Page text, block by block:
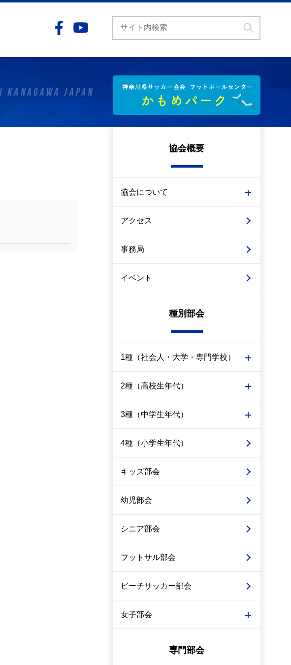
協会概要
協会について
アクセス
事務局
イベント
種別部会
1種（社会人・大学・専門学校）
2種（高校生年代）
3種（中学生年代）
4種（小学生年代）
キッズ部会
幼児部会
シニア部会
フットサル部会
ビーチサッカー部会
女子部会
専門部会